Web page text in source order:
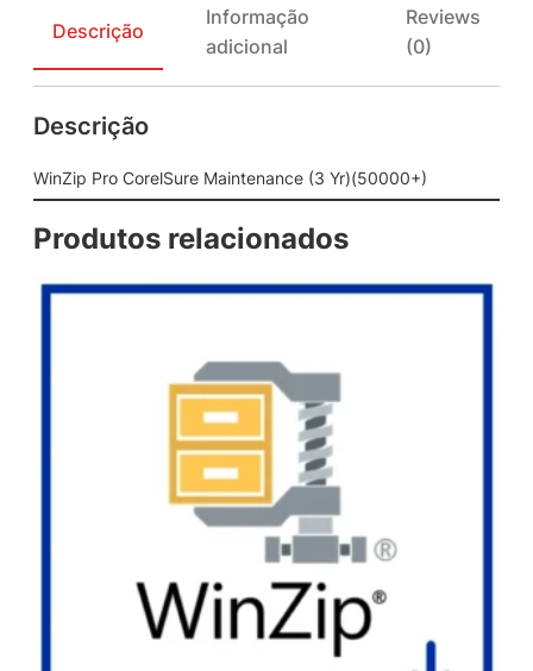
Descrição
Informação
adicional
Reviews
(0)
Descrição
WinZip Pro CorelSure Maintenance (3 Yr)(50000+)
Produtos relacionados